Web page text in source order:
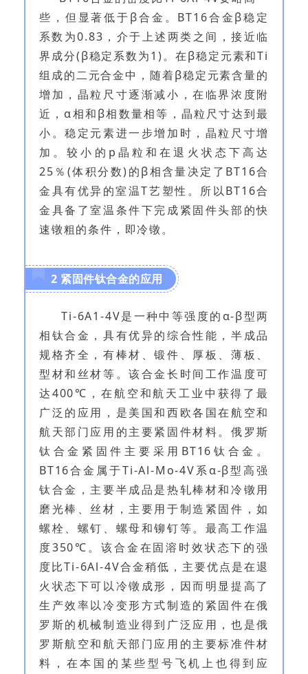
些，但显著低于β合金。BT16合金β稳定
系数为0.83，介于上述两类之间，接近临
界成分(β稳定系数为1)。在β稳定元素和Ti
组成的二元合金中，随着β稳定元素含量的
增加，晶粒尺寸逐渐减小，在临界浓度附
近，α相和β相数量相等，晶粒尺寸达到最
小。稳定元素进一步增加时，晶粒尺寸增
加。较小的p晶粒和在退火状态下高达
25％(体积分数)的β相含量决定了BT16合
金具有优异的室温T艺塑性。所以BT16合
金具备了室温条件下完成紧固件头部的快
速镦粗的条件，即冷镦。
2 紧固件钛合金的应用
Ti-6A1-4V是一种中等强度的α-β型两
相钛合金，具有优异的综合性能，半成品
规格齐全，有棒材、锻件、厚板、薄板、
型材和丝材等。该合金长时间工作温度可
达400℃，在航空和航天工业中获得了最
广泛的应用，是美国和西欧各国在航空和
航天部门应用的主要紧固件材料。俄罗斯
钛合金紧固件主要采用BT16钛合金。
BT16合金属于Ti-Al-Mo-4V系α-β型高强
钛合金，主要半成品是热轧棒材和冷镦用
磨光棒、丝材，主要用于制造紧固件，如
螺栓、螺钉、螺母和铆钉等。最高工作温
度350℃。该合金在固溶时效状态下的强
度比Ti-6Al-4V合金稍低，主要优点是在退
火状态下可以冷镦成形，因而明显提高了
生产效率以冷变形方式制造的紧固件在俄
罗斯的机械制造业得到广泛应用，也是俄
罗斯航空和航天部门应用的主要标准件材
料，在本国的某些型号飞机上也得到应